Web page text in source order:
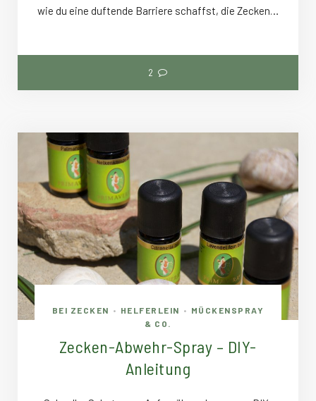
wie du eine duftende Barriere schaffst, die Zecken…
2
BEI ZECKEN • HELFERLEIN •
MÜCKENSPRAY
& CO.
Zecken-Abwehr-Spray – DIY-
Anleitung